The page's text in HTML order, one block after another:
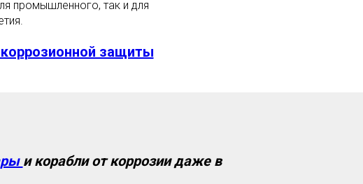
промышленного, так и для
защиты
и корабли от коррозии даже в